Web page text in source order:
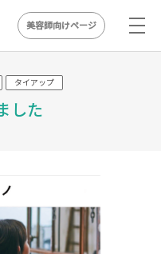
美容師向けページ
タイアップ
した